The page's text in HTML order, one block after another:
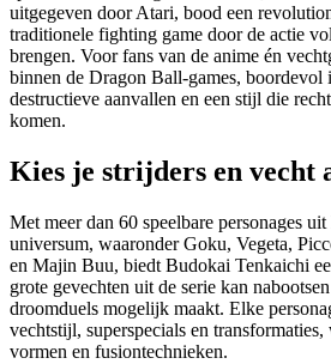
uitgegeven door Atari, bood een
traditionele fighting game door de actie
brengen. Voor fans van de anime én
binnen de Dragon Ball-games, boordevol
destructieve aanvallen en een stijl die
komen.
Kies je strijders en vecht
Met meer dan 60 speelbare personages
universum, waaronder Goku, Vegeta,
en Majin Buu, biedt Budokai Tenkaichi
grote gevechten uit de serie kan
droomduels mogelijk maakt. Elke
vechtstijl, superspecials en
vormen en fusiontechnieken.